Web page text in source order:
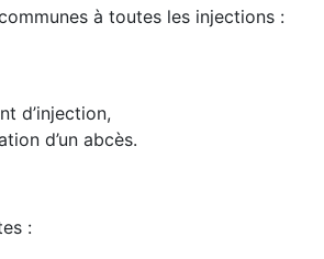
à toutes les injections :
d’injection,
d’un abcès.
: